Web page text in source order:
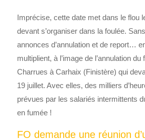
Imprécise, cette date met dans le flou
devant s’organiser dans la foulée.
annonces d’annulation et de report…
multiplient, à l’image de l’annulation
Charrues à Carhaix (Finistère) qui
19 juillet. Avec elles, des milliers
prévues par les salariés intermittents
en fumée !
FO demande une réunion